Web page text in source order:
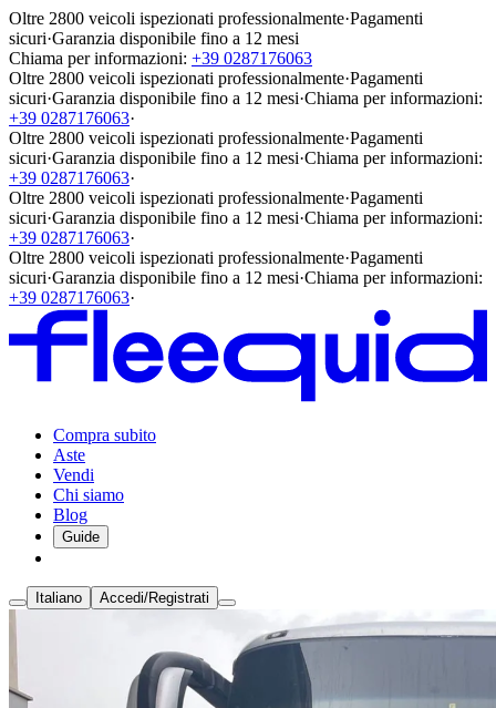
Oltre 2800 veicoli ispezionati professionalmente·Pagamenti
sicuri·Garanzia disponibile fino a 12 mesi
Chiama per informazioni: +39 0287176063
Oltre 2800 veicoli ispezionati professionalmente·Pagamenti
sicuri·Garanzia disponibile fino a 12 mesi·Chiama per informazioni:
+39 0287176063·
Oltre 2800 veicoli ispezionati professionalmente·Pagamenti
sicuri·Garanzia disponibile fino a 12 mesi·Chiama per informazioni:
+39 0287176063·
Oltre 2800 veicoli ispezionati professionalmente·Pagamenti
sicuri·Garanzia disponibile fino a 12 mesi·Chiama per informazioni:
+39 0287176063·
Oltre 2800 veicoli ispezionati professionalmente·Pagamenti
sicuri·Garanzia disponibile fino a 12 mesi·Chiama per informazioni:
+39 0287176063·
Compra subito
Aste
Vendi
Chi siamo
Blog
Guide
Italiano Accedi/Registrati